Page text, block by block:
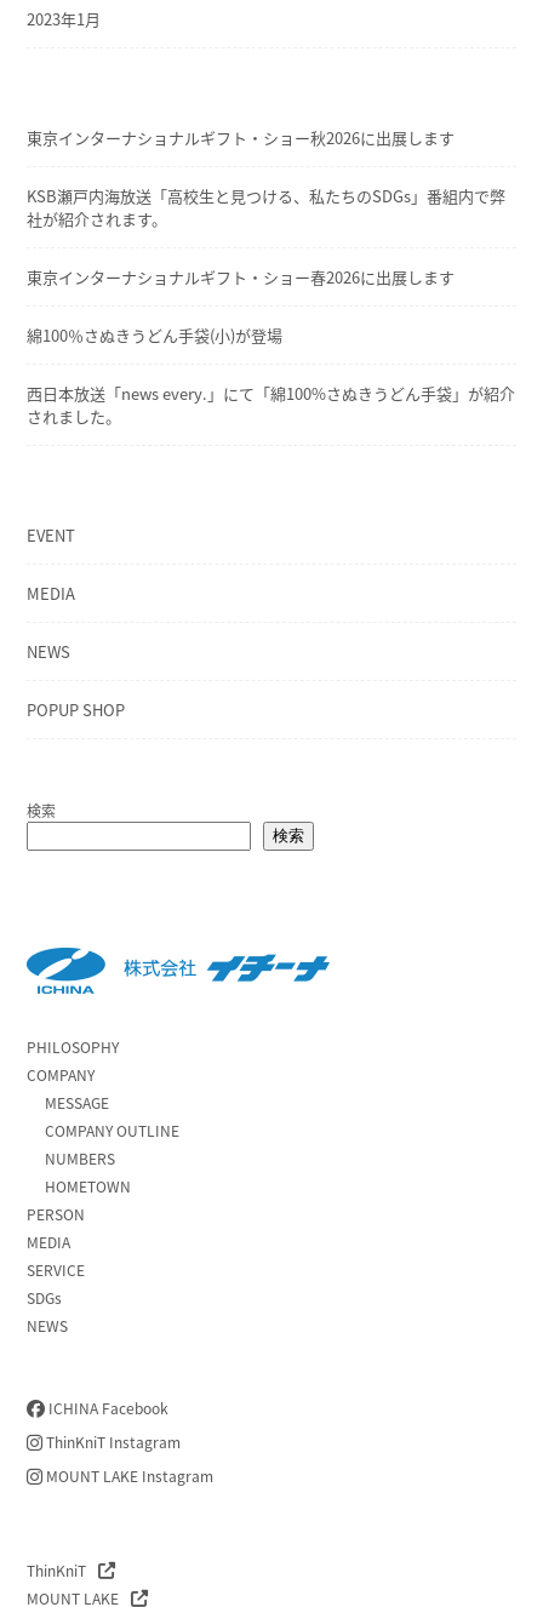
2023年1月
東京インターナショナルギフト・ショー秋2026に出展します
KSB瀬戸内海放送「高校生と見つける、私たちのSDGs」番組内で弊
社が紹介されます。
東京インターナショナルギフト・ショー春2026に出展します
綿100％さぬきうどん手袋(小)が登場
西日本放送「news every.」にて「綿100%さぬきうどん手袋」が紹介
されました。
EVENT
MEDIA
NEWS
POPUP SHOP
検索
検索
PHILOSOPHY
COMPANY
MESSAGE
COMPANY OUTLINE
NUMBERS
HOMETOWN
PERSON
MEDIA
SERVICE
SDGs
NEWS
ICHINA Facebook
ThinKniT Instagram
MOUNT LAKE Instagram
ThinKniT
MOUNT LAKE